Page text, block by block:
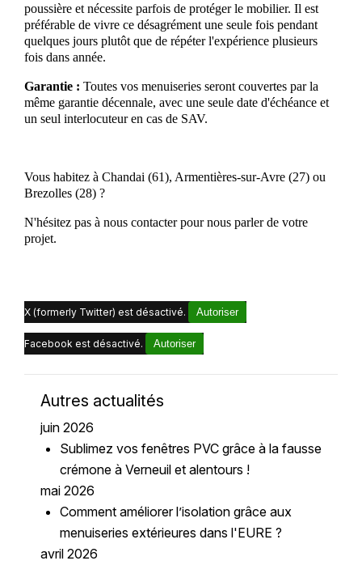
poussière et nécessite parfois de protéger le mobilier. Il est
préférable de vivre ce désagrément une seule fois pendant
quelques jours plutôt que de répéter l'expérience plusieurs
fois dans année.
Garantie : Toutes vos menuiseries seront couvertes par la
même garantie décennale, avec une seule date d'échéance et
un seul interlocuteur en cas de SAV.
Vous habitez à Chandai (61), Armentières-sur-Avre (27) ou
Brezolles (28) ?
N'hésitez pas à nous contacter pour nous parler de votre
projet.
X (formerly Twitter) est désactivé. Autoriser
Facebook est désactivé. Autoriser
Autres actualités
juin 2026
Sublimez vos fenêtres PVC grâce à la fausse
crémone à Verneuil et alentours !
mai 2026
Comment améliorer l’isolation grâce aux
menuiseries extérieures dans l'EURE ?
avril 2026